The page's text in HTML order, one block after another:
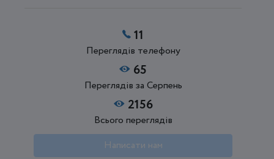
11
Переглядів телефону
65
Переглядів за Серпень
2156
Всього переглядів
Написати нам